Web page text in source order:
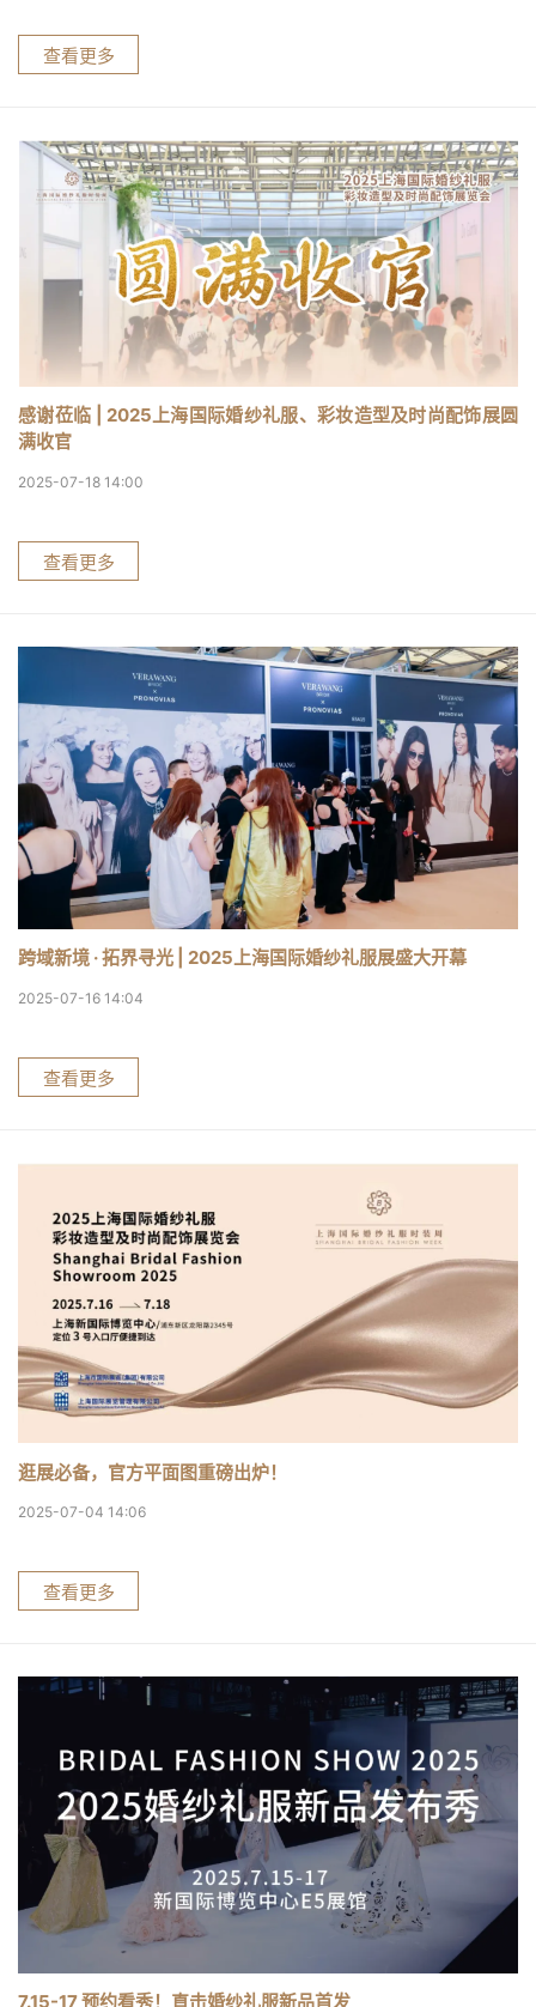
查看更多
感谢莅临 | 2025上海国际婚纱礼服、彩妆造型及时尚配饰展圆
满收官
2025-07-18 14:00
查看更多
跨域新境 · 拓界寻光 | 2025上海国际婚纱礼服展盛大开幕
2025-07-16 14:04
查看更多
逛展必备，官方平面图重磅出炉！
2025-07-04 14:06
查看更多
7.15-17 预约看秀！直击婚纱礼服新品首发